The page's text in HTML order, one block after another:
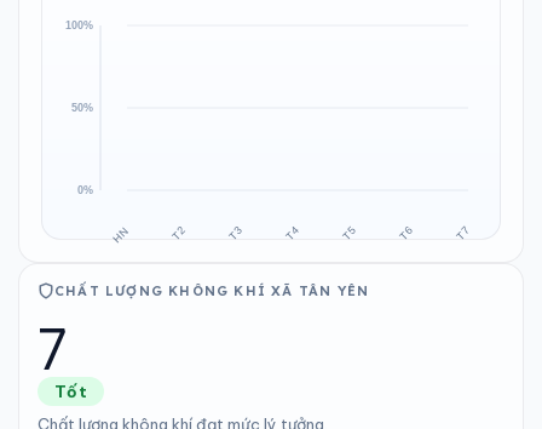
CHẤT LƯỢNG KHÔNG KHÍ XÃ TÂN YÊN
7
Tốt
Chất lượng không khí đạt mức lý tưởng.